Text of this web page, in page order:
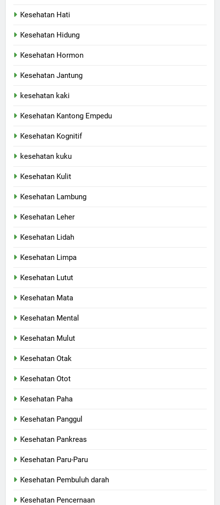
Kesehatan Hati
Kesehatan Hidung
Kesehatan Hormon
Kesehatan Jantung
kesehatan kaki
Kesehatan Kantong Empedu
Kesehatan Kognitif
kesehatan kuku
Kesehatan Kulit
Kesehatan Lambung
Kesehatan Leher
Kesehatan Lidah
Kesehatan Limpa
Kesehatan Lutut
Kesehatan Mata
Kesehatan Mental
Kesehatan Mulut
Kesehatan Otak
Kesehatan Otot
Kesehatan Paha
Kesehatan Panggul
Kesehatan Pankreas
Kesehatan Paru-Paru
Kesehatan Pembuluh darah
Kesehatan Pencernaan